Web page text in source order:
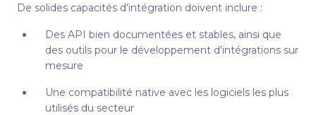
De solides capacités d’intégration doivent inclure :
Des API bien documentées et stables, ainsi que
des outils pour le développement d’intégrations sur
mesure
Une compatibilité native avec les logiciels les plus
utilisés du secteur